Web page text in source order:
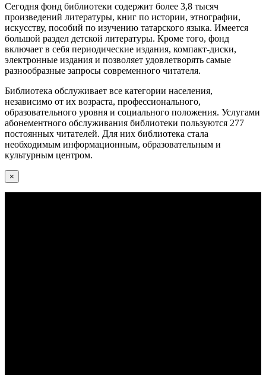
Сегодня фонд библиотеки содержит более 3,8 тысяч
произведений литературы, книг по истории, этнографии,
искусству, пособий по изучению татарского языка. Имеется
большой раздел детской литературы. Кроме того, фонд
включает в себя периодические издания, компакт-диски,
электронные издания и позволяет удовлетворять самые
разнообразные запросы современного читателя.
Библиотека обслуживает все категории населения,
независимо от их возраста, профессионального,
образовательного уровня и социального положения. Услугами
абонементного обслуживания библиотеки пользуются 277
постоянных читателей. Для них библиотека стала
необходимым информационным, образовательным и
культурным центром.
×